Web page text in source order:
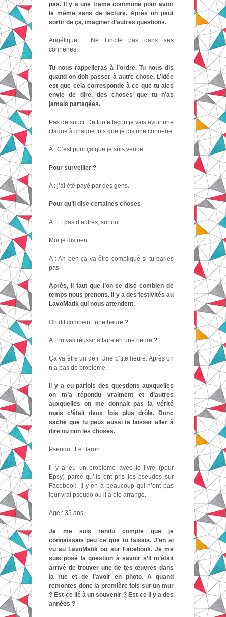
pas. Il y a une trame commune pour avoir
le même sens de lecture. Après on peut
sortir de ça, imaginer d’autres questions.
Angélique : Ne l’incite pas dans ses
conneries.
Tu nous rappelleras à l’ordre. Tu nous dis
quand on doit passer à autre chose. L’idée
est que cela corresponde à ce que tu aies
envie de dire, des choses que tu n’as
jamais partagées.
Pas de souci. De toute façon je vais avoir une
claque à chaque fois que je dis une connerie.
A : C’est pour ça que je suis venue.
Pour surveiller ?
A : j’ai été payé par des gens.
Pour qu’il dise certaines choses
A : Et pas d’autres, surtout.
Moi je dis rien.
A : Ah ben ça va être compliqué si tu parles
pas
Après, il faut que l’on se dise combien de
temps nous prenons. Il y a des festivités au
LavoMatik qui nous attendent.
On dit combien : une heure ?
A : Tu vas réussir à faire en une heure ?
Ça va être un défi. Une p’tite heure. Après on
n’a pas de problème.
Il y a eu parfois des questions auxquelles
on m’a répondu vraiment et d’autres
auxquelles on me donnait pas la vérité
mais c’était deux fois plus drôle. Donc
sache que tu peux aussi te laisser aller à
dire ou non les choses.
Pseudo : Le Baron
Il y a eu un problème avec le livre (pour
Epsy) parce qu’ils ont pris les pseudos sur
Facebook. Il y en a beaucoup qui n’ont pas
leur vrai pseudo ou il a été arrangé.
Age : 35 ans
Je me suis rendu compte que je
connaissais peu ce que tu faisais. J’en ai
vu au LavoMatik ou sur Facebook. Je me
suis posé la question à savoir s’il m’était
arrivé de trouver une de tes œuvres dans
la rue et de l’avoir en photo. A quand
remontes donc la première fois sur un mur
? Est-ce lié à un souvenir ? Est-ce il y a des
années ?